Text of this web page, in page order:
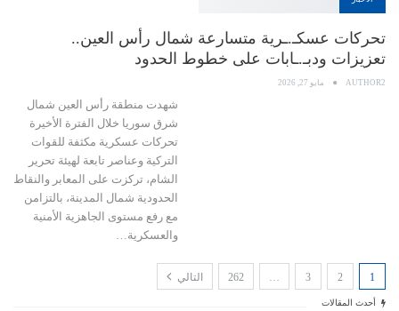
تحركات عسكـ.ـرية متسارعة شمال رأس العين..
تعزيزات ودبـ.ـابات على خطوط الحدود
AUTHOR2 مايو 27, 2026
شهدت منطقة رأس العين شمال
شرق سوريا خلال الفترة الأخيرة
تحركات عسكرية مكثفة للقوات
التركية وعناصر تابعة لهيئة تحرير
الشام، تركزت على المعابر والنقاط
الحدودية شمال المدينة، بالتزامن
مع رفع مستوى الجاهزية الأمنية
والعسكرية…
1
2
3
…
262 التالي
أحدث المقالات